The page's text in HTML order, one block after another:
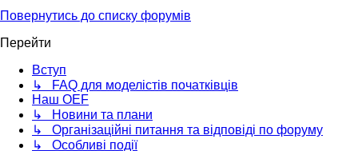
Повернутись до списку форумів
Перейти
Вступ
↳ FAQ для моделістів початківців
Наш OEF
↳ Новини та плани
↳ Організаційні питання та відповіді по форуму
↳ Особливі події